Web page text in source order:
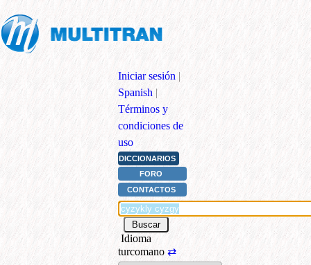
Iniciar sesión |
Spanish |
Términos y
condiciones de
uso
DICCIONARIOS
FORO
CONTACTOS
Idioma
turcomano ⇄